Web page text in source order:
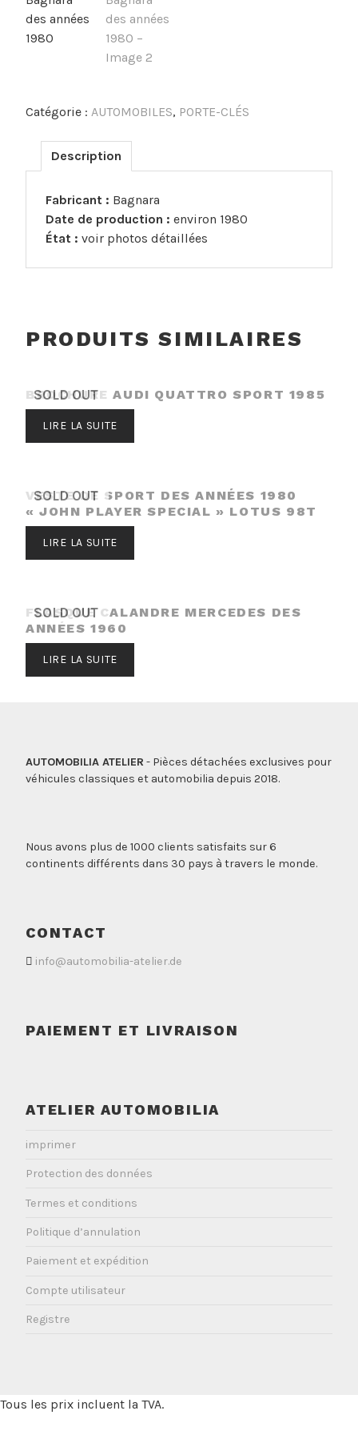
Catégorie : AUTOMOBILES, PORTE-CLÉS
Description
Fabricant : Bagnara
Date de production : environ 1980
État : voir photos détaillées
PRODUITS SIMILAIRES
SOLD OUT
BROCHURE AUDI QUATTRO SPORT 1985
LIRE LA SUITE
SOLD OUT
VESTE DE SPORT DES ANNÉES 1980
« JOHN PLAYER SPECIAL » LOTUS 98T
LIRE LA SUITE
SOLD OUT
FLASQUE CALANDRE MERCEDES DES
ANNÉES 1960
LIRE LA SUITE
AUTOMOBILIA ATELIER - Pièces détachées exclusives pour
véhicules classiques et automobilia depuis 2018.
Nous avons plus de 1000 clients satisfaits sur 6
continents différents dans 30 pays à travers le monde.
CONTACT
info@automobilia-atelier.de
PAIEMENT ET LIVRAISON
ATELIER AUTOMOBILIA
imprimer
Protection des données
Termes et conditions
Politique d’annulation
Paiement et expédition
Compte utilisateur
Registre
Tous les prix incluent la TVA.